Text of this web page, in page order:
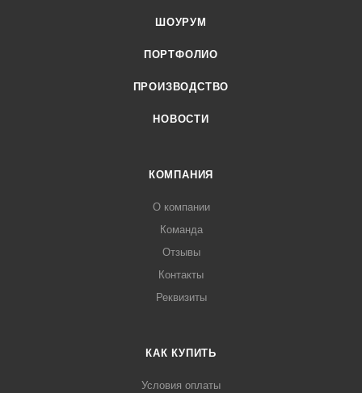
ШОУРУМ
ПОРТФОЛИО
ПРОИЗВОДСТВО
НОВОСТИ
КОМПАНИЯ
О компании
Команда
Отзывы
Контакты
Реквизиты
КАК КУПИТЬ
Условия оплаты